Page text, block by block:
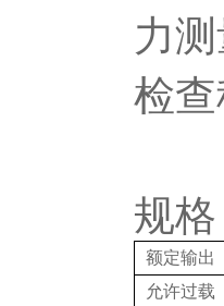
力
检
规格
额定输出
允许过载